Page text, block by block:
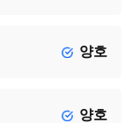
양호
양호